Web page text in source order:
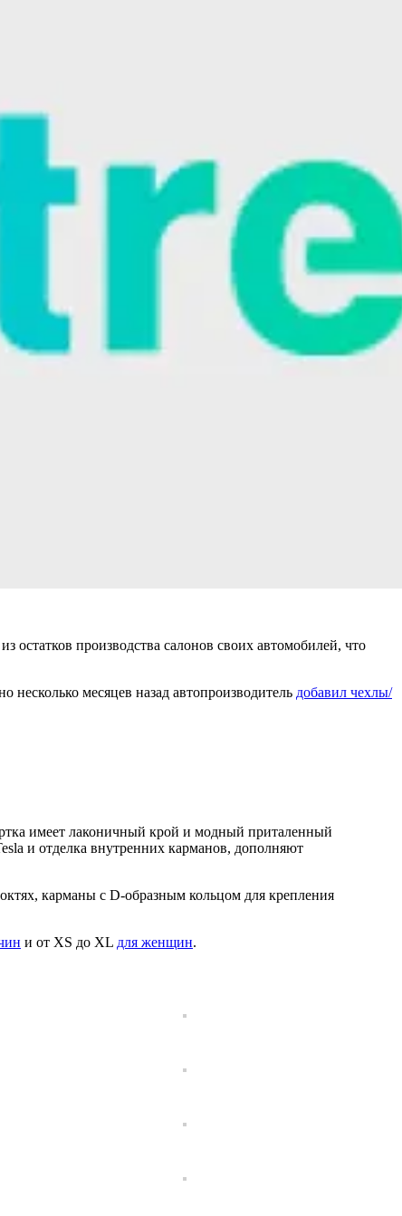
остатков производства салонов своих автомобилей, что
месяцев назад автопроизводитель добавил чехлы/
имеет лаконичный крой и модный приталенный
и отделка внутренних карманов, дополняют
карманы с D-образным кольцом для крепления
и от XS до XL для женщин.